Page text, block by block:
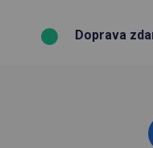
Doprava